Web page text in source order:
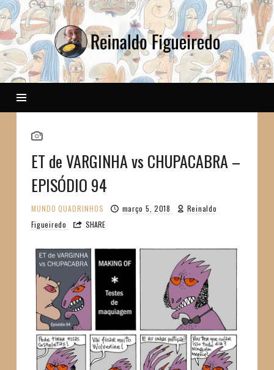
Reinaldo
ET de VARGINHA vs CHUPACABRA –
EPISÓDIO 94
MUNDO QUADRINHOS março 5, 2018
Reinaldo
Figueiredo
SHARE